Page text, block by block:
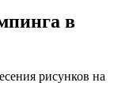
в
рисунков на